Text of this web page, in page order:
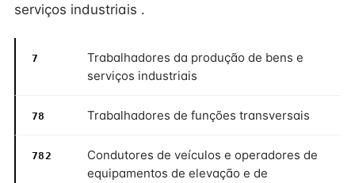
serviços industriais .
7
Trabalhadores da produção de bens e
serviços industriais
78 Trabalhadores de funções transversais
782
Condutores de veículos e operadores de
equipamentos de elevação e de